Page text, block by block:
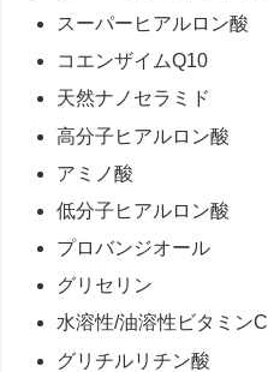
スーパーヒアルロン酸
コエンザイムQ10
天然ナノセラミド
高分子ヒアルロン酸
アミノ酸
低分子ヒアルロン酸
プロバンジオール
グリセリン
水溶性/油溶性ビタミンC
グリチルリチン酸